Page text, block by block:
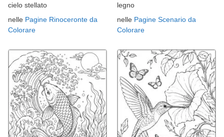
cielo stellato
nelle Pagine Rinoceronte da
Colorare
legno
nelle Pagine Scenario da
Colorare